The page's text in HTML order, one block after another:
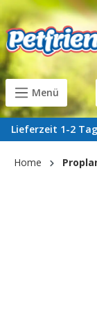
content
Menü
Lieferzeit 1-2
Home